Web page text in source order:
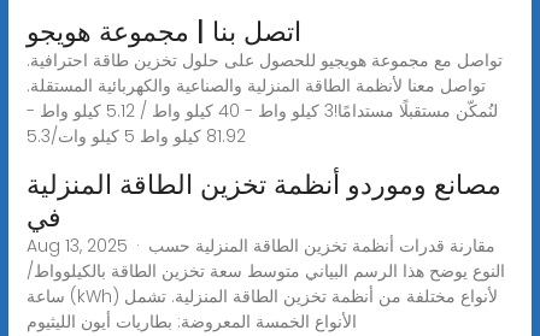
اتصل بنا | مجموعة هويجو
تواصل مع مجموعة هويجيو للحصول على حلول تخزين طاقة احترافية.
تواصل معنا لأنظمة الطاقة المنزلية والصناعية والكهربائية المستقلة.
لنُمكّن مستقبلًا مستدامًا!3 كيلو واط - 40 كيلو واط / 5.12 كيلو واط -
81.92 كيلو واط 5 كيلو وات/5.3
مصانع وموردو أنظمة تخزين الطاقة المنزلية
في
Aug 13, 2025 · مقارنة قدرات أنظمة تخزين الطاقة المنزلية حسب
النوع يوضح هذا الرسم البياني متوسط سعة تخزين الطاقة بالكيلوواط/
ساعة (kWh) لأنواع مختلفة من أنظمة تخزين الطاقة المنزلية. تشمل
الأنواع الخمسة المعروضة: بطاريات أيون الليثيوم